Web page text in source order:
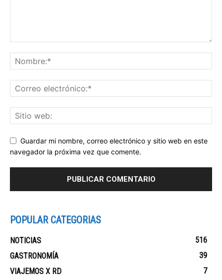
Guardar mi nombre, correo electrónico y sitio web en este
navegador la próxima vez que comente.
POPULAR CATEGORIAS
NOTICIAS
516
GASTRONOMÍA
39
VIAJEMOS X RD
7